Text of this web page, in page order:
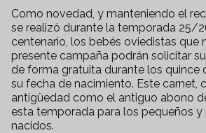
Como novedad, y manteniendo el
se realizó durante la temporada 25/
centenario, los bebés oviedistas que
presente campaña podrán solicitar
de forma gratuita durante los quince
su fecha de nacimiento. Este carnet,
antigüedad como el antiguo abono
esta temporada para los pequeños y
nacidos.